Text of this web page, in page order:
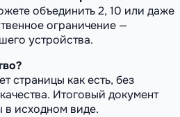
объединить 2, 10 или даже
ограничение —
устройства.
страницы как есть, без
Итоговый документ
в исходном виде.